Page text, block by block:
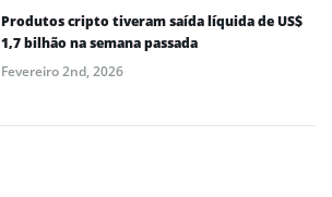
Produtos cripto tiveram saída líquida de US$
1,7 bilhão na semana passada
Fevereiro 2nd, 2026